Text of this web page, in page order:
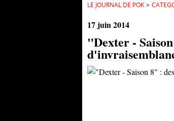
LE JOURNAL DE POK >
17 juin 2014
"Dexter -